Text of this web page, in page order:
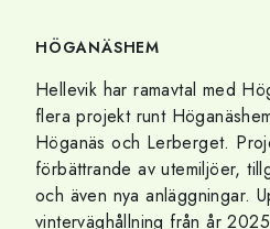
HÖGANÄSHEM
Hellevik har ramavtal med
flera projekt runt
Höganäs och Lerberget.
förbättrande av utemiljöer,
och även nya anläggningar.
vinterväghållning från år